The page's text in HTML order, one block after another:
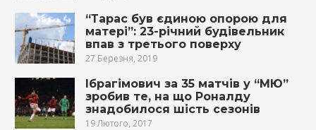
“Тарас був єдиною опорою для
матері”: 23-річний будівельник
впав з третього поверху
27 Березня, 2019
Ібрагімович за 35 матчів у “МЮ”
зробив те, на що Роналду
знадобилося шість сезонів
19 Лютого, 2017